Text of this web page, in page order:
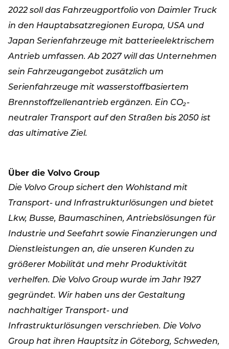
2022 soll das Fahrzeugportfolio von Daimler Truck
in den Hauptabsatzregionen Europa, USA und
Japan Serienfahrzeuge mit batterieelektrischem
Antrieb umfassen. Ab 2027 will das Unternehmen
sein Fahrzeugangebot zusätzlich um
Serienfahrzeuge mit wasserstoffbasiertem
Brennstoffzellenantrieb ergänzen. Ein CO₂-
neutraler Transport auf den Straßen bis 2050 ist
das ultimative Ziel.
Über die Volvo Group
Die Volvo Group sichert den Wohlstand mit
Transport- und Infrastrukturlösungen und bietet
Lkw, Busse, Baumaschinen, Antriebslösungen für
Industrie und Seefahrt sowie Finanzierungen und
Dienstleistungen an, die unseren Kunden zu
größerer Mobilität und mehr Produktivität
verhelfen. Die Volvo Group wurde im Jahr 1927
gegründet. Wir haben uns der Gestaltung
nachhaltiger Transport- und
Infrastrukturlösungen verschrieben. Die Volvo
Group hat ihren Hauptsitz in Göteborg, Schweden,